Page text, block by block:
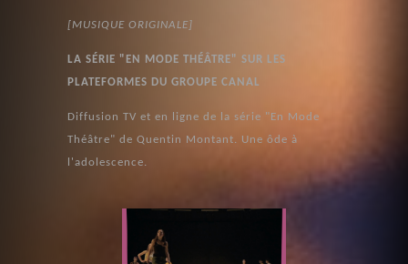
[MUSIQUE ORIGINALE]
LA SÉRIE "EN MODE THÉÂTRE" SUR LES
PLATEFORMES DU GROUPE CANAL
Diffusion TV et en ligne de la série "En Mode
Théâtre" de Quentin Montant. Une ôde à
l'adolescence.